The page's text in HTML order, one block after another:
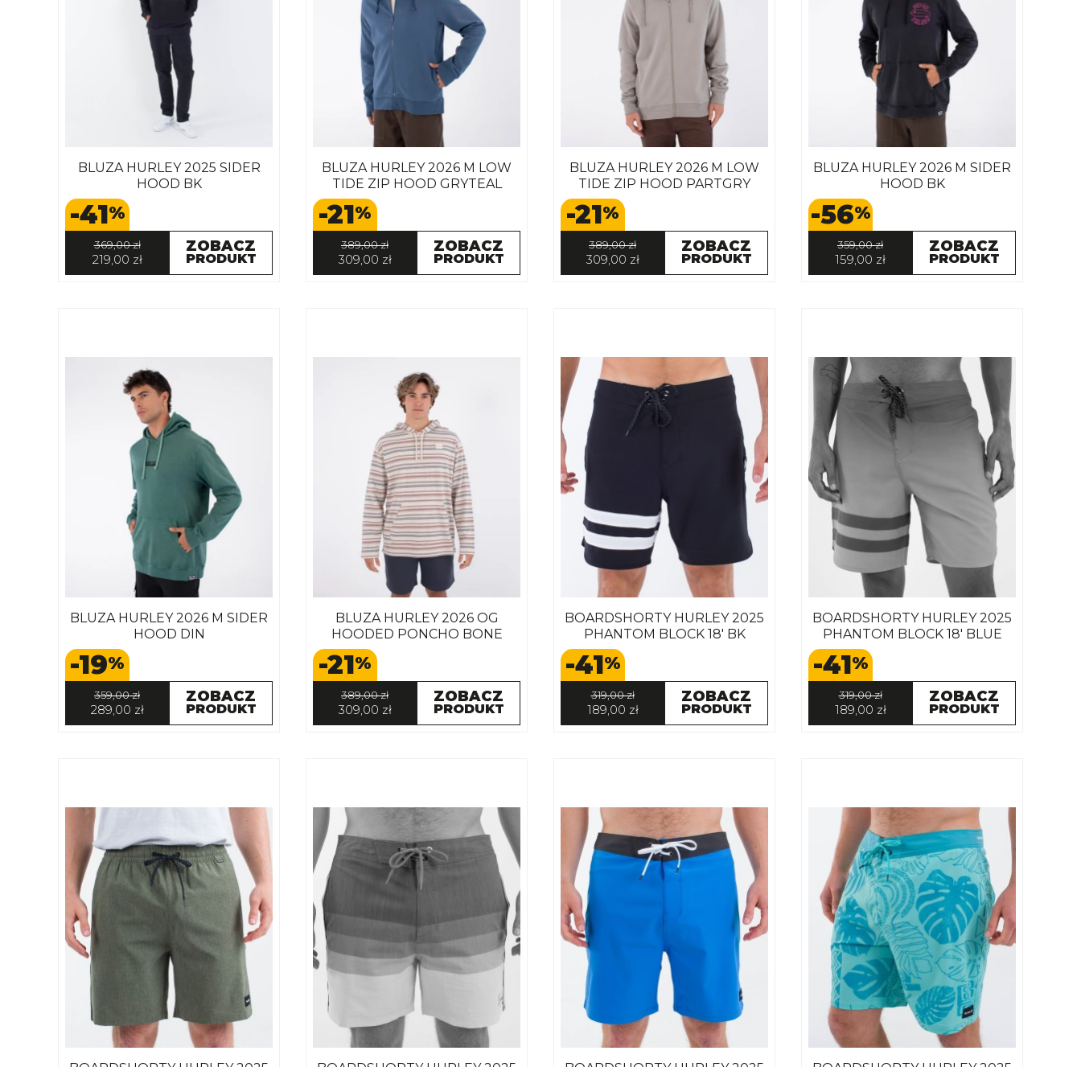
BLUZA HURLEY 2025 SIDER
HOOD BK
-41%
369,00 zł
219,00 zł
ZOBACZ
PRODUKT
BLUZA HURLEY 2026 M LOW
TIDE ZIP HOOD GRYTEAL
-21%
389,00 zł
309,00 zł
ZOBACZ
PRODUKT
BLUZA HURLEY 2026 M LOW
TIDE ZIP HOOD PARTGRY
-21%
389,00 zł
309,00 zł
ZOBACZ
PRODUKT
BLUZA HURLEY 2026 M SIDER
HOOD BK
-56%
359,00 zł
159,00 zł
ZOBACZ
PRODUKT
BLUZA HURLEY 2026 M SIDER
HOOD DIN
-19%
359,00 zł
289,00 zł
ZOBACZ
PRODUKT
BLUZA HURLEY 2026 OG
HOODED PONCHO BONE
-21%
389,00 zł
309,00 zł
ZOBACZ
PRODUKT
BOARDSHORTY HURLEY 2025
PHANTOM BLOCK 18' BK
-41%
319,00 zł
189,00 zł
ZOBACZ
PRODUKT
BOARDSHORTY HURLEY 2025
PHANTOM BLOCK 18' BLUE
-41%
319,00 zł
189,00 zł
ZOBACZ
PRODUKT